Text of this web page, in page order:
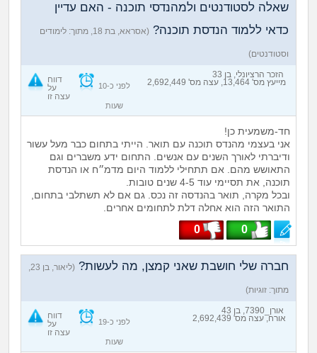
שאלה לסטודנטים ולמהנדסי תוכנה - האם עדיין
כדאי ללמוד הנדסת תוכנה?
(אסראא, בת 18, מתוך: לימודים
וסטודנטים)
הזכר הרציונלי, בן 33
מייעץ מס' 13,464, עצה מס' 2,692,449
דווח
על
עצה זו
לפני כ-10
שעות
חד-משמעית כן!
אני בעצמי מהנדס תוכנה עם תואר. הייתי בתחום כבר מעל עשור
ודיברתי לאורך השנים עם אנשים. התחום ידע משברים וגם
התאושש מהם. אם תתחילי ללמוד היום מדמ״ח או הנדסת
תוכנה, את תסיימי עוד 4-5 שנים טובות.
ובכל מקרה, תואר בהנדסה זה נכס. גם אם לא תשתלבי בתחום,
התואר הזה הוא אחלה דלת לתחומים אחרים.
0
0
חברה שלי חושבת שאני קמצן, מה לעשות? (ליאור, בן 23,
מתוך: זוגיות)
אורן_7390, בן 43
אורח, עצה מס' 2,692,439
דווח
על
עצה זו
לפני כ-19
שעות